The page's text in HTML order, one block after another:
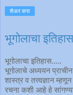
शेअर करा
भूगोलाचा इतिहास
भूगोलाचा इतिहास.....
भूगोलाचे अध्ययन
शास्त्र व तत्त्वज्ञान
रचना कशी आहे हे